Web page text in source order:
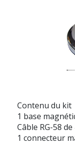
Contenu du kit
1 base
Câble RG-58 de
1 connecteur